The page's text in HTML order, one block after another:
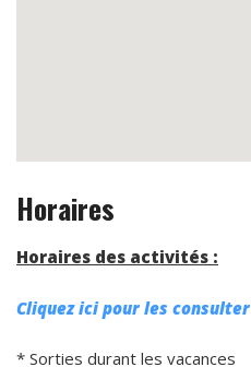
Horaires
Horaires des activités :
Cliquez ici pour les consulter
* Sorties durant les vacances